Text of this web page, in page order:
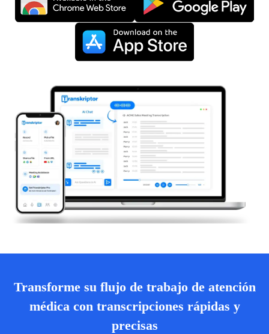
Transforme su flujo de trabajo de atención
médica con transcripciones rápidas y
precisas